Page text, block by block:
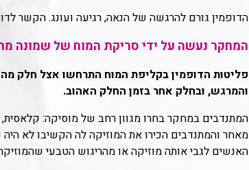
הדופמין גורם להרגשה של הנאה, רגיעה ועונג. הקשר
המחקר נעשה על ידי סריקת המוח של שמונה
והמרגש, ובחלק אחר בזמן החלק האהוב.
המתנדבים במחקר בחרו מגוון רחב של מוסיקה:
מאחר והמתנדבים הכירו את המוזיקה לה הקשיבו לא
האנשים לגבי אותה מוזיקה או מהריגוש הטבעי